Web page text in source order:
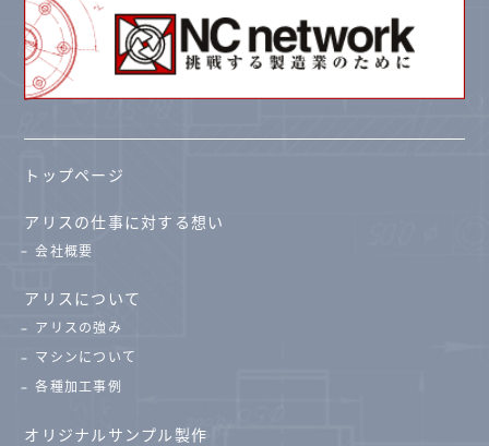
トップページ
アリスの仕事に対する想い
会社概要
アリスについて
アリスの強み
マシンについて
各種加工事例
オリジナルサンプル製作